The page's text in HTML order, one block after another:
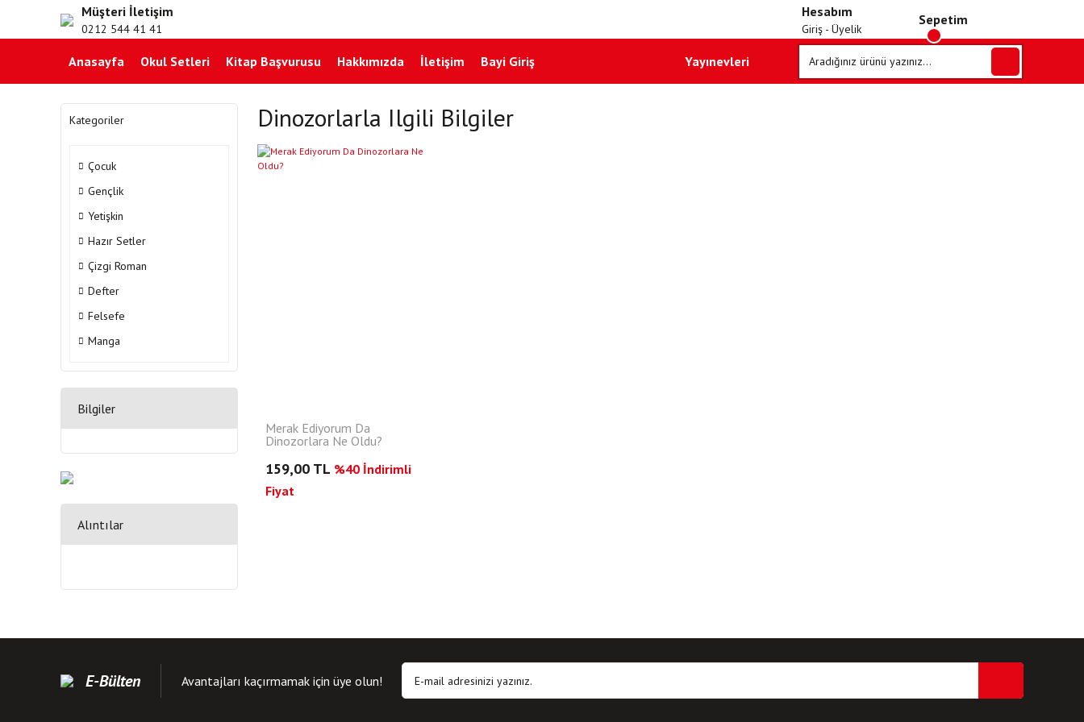
Müşteri İletişim
0212 544 41 41
Hesabım
Giriş - Üyelik
Sepetim
Anasayfa Okul Setleri Kitap Başvurusu Hakkımızda İletişim Bayi Giriş Yayınevleri
Kategoriler
Çocuk
Gençlik
Yetişkin
Hazır Setler
Çizgi Roman
Defter
Felsefe
Manga
Bilgiler
Alıntılar
Dinozorlarla Ilgili Bilgiler
Merak Ediyorum Da
Dinozorlara Ne Oldu?
159,00 TL %40 İndirimli
Fiyat
E-Bülten Avantajları kaçırmamak için üye olun!